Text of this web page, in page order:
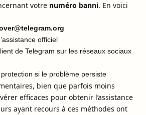
votre numéro banni. En voici
officiel
de Telegram sur les réseaux sociaux
si le problème persiste
bien que parfois moins
efficaces pour obtenir l’assistance
ayant recours à ces méthodes ont